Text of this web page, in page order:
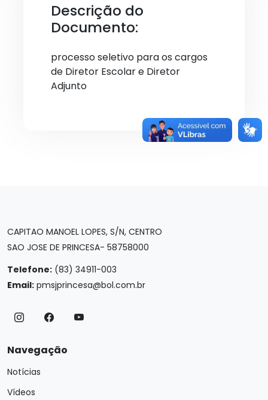
Descrição do
Documento:
processo seletivo para os cargos
de Diretor Escolar e Diretor
Adjunto
CAPITAO MANOEL LOPES, S/N, CENTRO
SAO JOSE DE PRINCESA- 58758000
Telefone: (83) 34911-003
Email: pmsjprincesa@bol.com.br
Navegação
Notícias
Vídeos